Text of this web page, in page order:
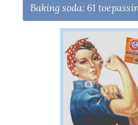
Baking soda: 61